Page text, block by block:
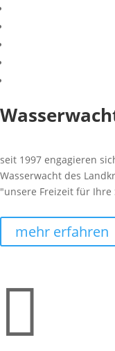
seit 1997 engagieren
Wasserwacht des
"unsere Freizeit für Ihre
mehr erfahren
